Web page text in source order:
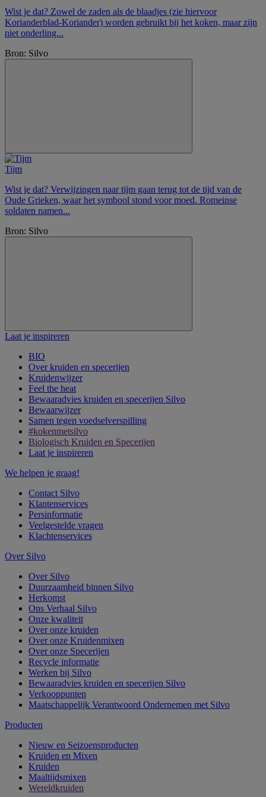
Wist je dat? Zowel de zaden als de blaadjes (zie hiervoor
Korianderblad-Koriander) worden gebruikt bij het koken, maar zijn
niet onderling...
Bron: Silvo
Tijm
Wist je dat? Verwijzingen naar tijm gaan terug tot de tijd van de
Oude Grieken, waar het symbool stond voor moed. Romeinse
soldaten namen...
Bron: Silvo
Laat je inspireren
BIO
Over kruiden en specerijen
Kruidenwijzer
Feel the heat
Bewaaradvies kruiden en specerijen Silvo
Bewaarwijzer
Samen tegen voedselverspilling
#kokenmetsilvo
Biologisch Kruiden en Specerijen
Laat je inspireren
We helpen je graag!
Contact Silvo
Klantenservices
Persinformatie
Veelgestelde vragen
Klachtenservices
Over Silvo
Over Silvo
Duurzaamheid binnen Silvo
Herkomst
Ons Verhaal Silvo
Onze kwaliteit
Over onze kruiden
Over onze Kruidenmixen
Over onze Specerijen
Recycle informatie
Werken bij Silvo
Bewaaradvies kruiden en specerijen Silvo
Verkooppunten
Maatschappelijk Verantwoord Ondernemen met Silvo
Producten
Nieuw en Seizoensproducten
Kruiden en Mixen
Kruiden
Maaltijdsmixen
Wereldkruiden